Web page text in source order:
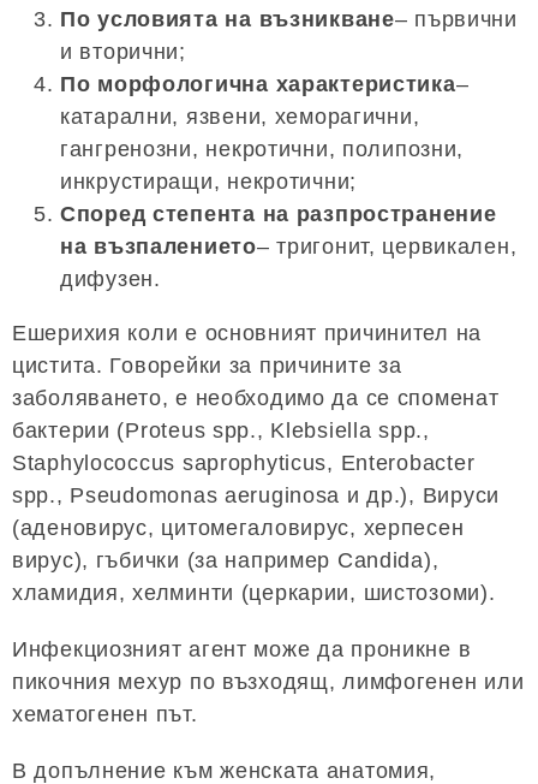
По условията на възникване– първични
и вторични;
По морфологична характеристика–
катарални, язвени, хеморагични,
гангренозни, некротични, полипозни,
инкрустиращи, некротични;
Според степента на разпространение
на възпалението– тригонит, цервикален,
дифузен.
Ешерихия коли е основният причинител на
цистита. Говорейки за причините за
заболяването, е необходимо да се споменат
бактерии (Proteus spp., Klebsiella spp.,
Staphylococcus saprophyticus, Enterobacter
spp., Pseudomonas aeruginosa и др.), Вируси
(аденовирус, цитомегаловирус, херпесен
вирус), гъбички (за например Candida),
хламидия, хелминти (церкарии, шистозоми).
Инфекциозният агент може да проникне в
пикочния мехур по възходящ, лимфогенен или
хематогенен път.
В допълнение към женската анатомия,